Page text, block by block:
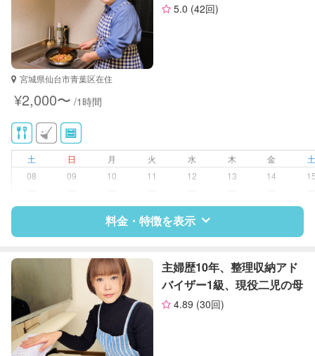
サポートの特徴
資格 幼稚園教諭
対応可能/特徴
掃除（洗面所、お風呂場、お手洗
作り置き料理
庭の手入れ/植木の水やり
5.0 (42回)
宮城県仙台市青葉区在住
¥2,000〜 /1時間
土 日 月 火 水 木 金
08
09 10 11 12 13 14
料金・特徴を表示
特徴 料金 レビュー
サポートの特徴
資格
主婦歴10年、整理収納アド
バイザー1級、現役二児の母
4.89 (30回)